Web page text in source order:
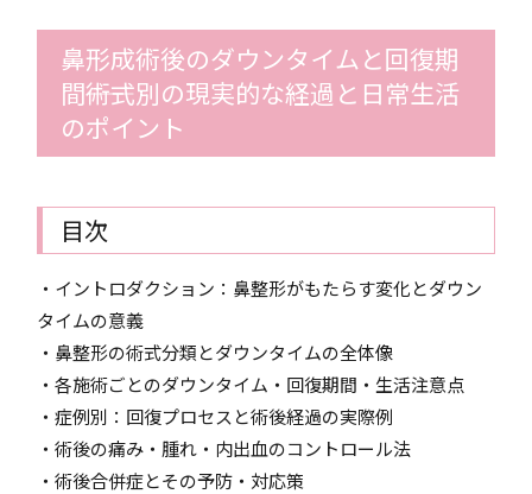
鼻形成術後のダウンタイムと回復期
間――術式別の現実的な経過と日常生活
のポイント
目次
・イントロダクション：鼻整形がもたらす変化とダウン
タイムの意義
・鼻整形の術式分類とダウンタイムの全体像
・各施術ごとのダウンタイム・回復期間・生活注意点
・症例別：回復プロセスと術後経過の実際例
・術後の痛み・腫れ・内出血のコントロール法
・術後合併症とその予防・対応策